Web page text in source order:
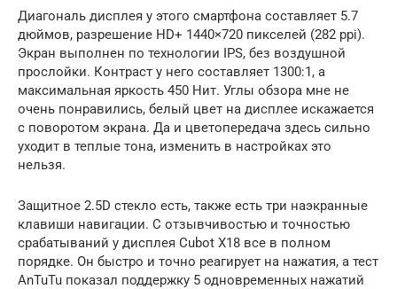
Диагональ дисплея у этого смартфона составляет 5.7
дюймов, разрешение HD+ 1440×720 пикселей (282 ppi).
Экран выполнен по технологии IPS, без воздушной
прослойки. Контраст у него составляет 1300:1, а
максимальная яркость 450 Нит. Углы обзора мне не
очень понравились, белый цвет на дисплее искажается
с поворотом экрана. Да и цветопередача здесь сильно
уходит в теплые тона, изменить в настройках это
нельзя.
Защитное 2.5D стекло есть, также есть три наэкранные
клавиши навигации. С отзывчивостью и точностью
срабатываний у дисплея Cubot X18 все в полном
порядке. Он быстро и точно реагирует на нажатия, а тест
AnTuTu показал поддержку 5 одновременных нажатий